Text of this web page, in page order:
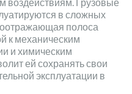
в сложных
полоса
к механическим
и химическим
ей сохранять свои
эксплуатации в